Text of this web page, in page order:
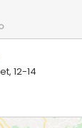
12-14